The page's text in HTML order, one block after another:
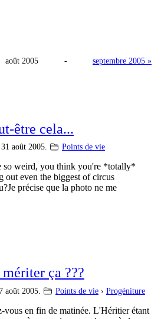
août 2005 - septembre 2005 »
être cela...
août 2005. Points de vie
so weird, you think you're *totally*
even the biggest of circus
précise que la photo ne me
ça ???
août 2005. Points de vie › Progéniture
vous en fin de matinée. L'Héritier étant